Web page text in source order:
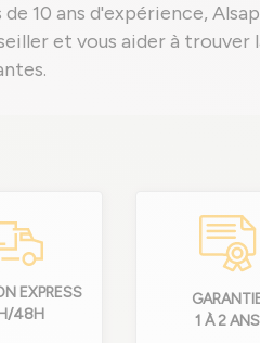
de 10 ans d'expérience,
et vous aider à
EXPRESS
48H
1 À 2 ANS